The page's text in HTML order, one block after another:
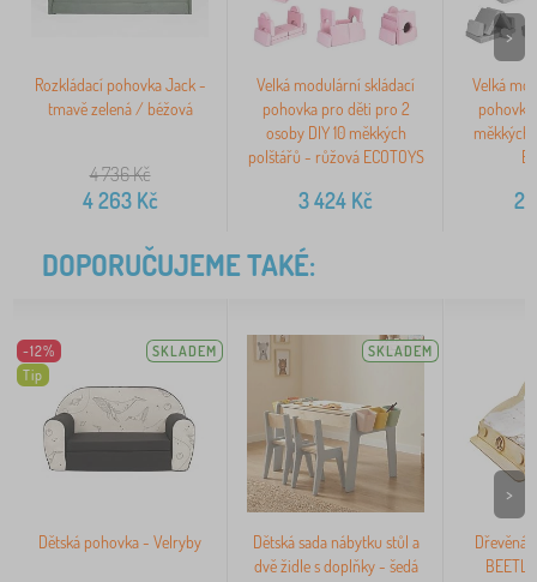
Rozkládací pohovka Jack -
tmavě zelená / béžová
4 736Kč
4 263Kč
Velká modulární skládací
pohovka pro děti pro 2
osoby DIY 10 měkkých
polštářů - růžová ECOTOYS
3 424 Kč
Velká
měkkých
2
>
DOPORUČUJEME TAKÉ:
-12%
Tip
SKLADEM
Dětská pohovka - Velryby
SKLADEM
Dětská sada nábytku stůl a
dvě židle s doplňky - šedá
Dřevěná
>